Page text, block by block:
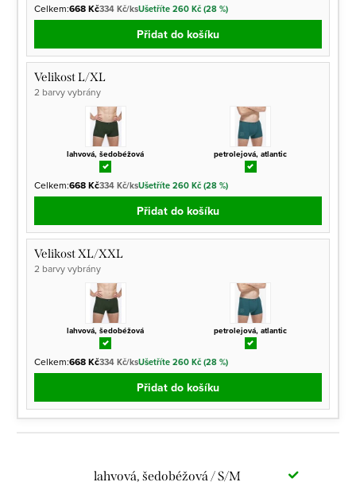
Celkem:668 Kč334 Kč/ksUšetříte 260 Kč (28 %)
Přidat do košíku
Velikost L/XL
2 barvy vybrány
lahvová, šedobéžová petrolejová, atlantic
Celkem:668 Kč334 Kč/ksUšetříte 260 Kč (28 %)
Přidat do košíku
Velikost XL/XXL
2 barvy vybrány
lahvová, šedobéžová petrolejová, atlantic
Celkem:668 Kč334 Kč/ksUšetříte 260 Kč (28 %)
Přidat do košíku
lahvová, šedobéžová / S/M